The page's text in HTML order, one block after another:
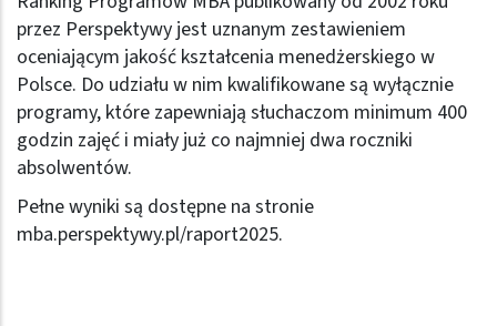
przez Perspektywy jest uznanym zestawieniem
oceniającym jakość kształcenia menedżerskiego w
Polsce. Do udziału w nim kwalifikowane są wyłącznie
programy, które zapewniają słuchaczom minimum 400
godzin zajęć i miały już co najmniej dwa roczniki
absolwentów.
Pełne wyniki są dostępne na stronie
mba.perspektywy.pl/raport2025.